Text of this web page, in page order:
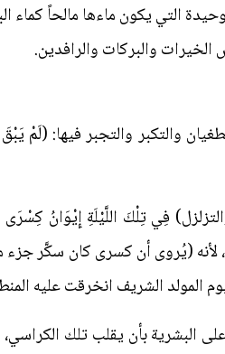
التي يكون ماءها مالحاً كماء
والبركات والرافدين.
والتكبر والتجبر فيها: (لَمْ
فِي تِلْكَ اللَّيْلَةِ إِيْوَانُ
(يُروى أن كسرى كان سكَّر جزء
المولد الشريف انخرقت عليه
على البشرية بأن يقلب تلك